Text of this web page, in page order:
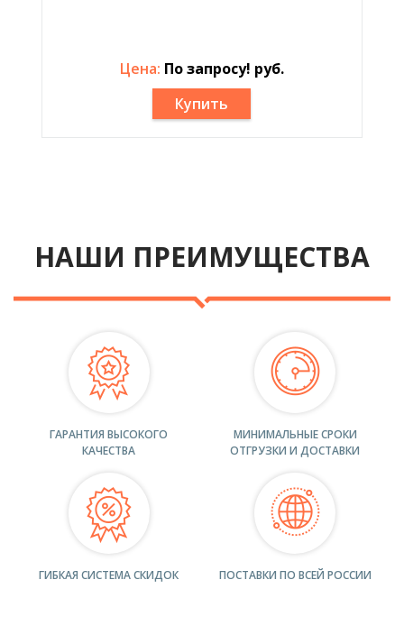
Цена: По запросу! руб.
Купить
НАШИ ПРЕИМУЩЕСТВА
ГАРАНТИЯ ВЫСОКОГО
КАЧЕСТВА
МИНИМАЛЬНЫЕ СРОКИ
ОТГРУЗКИ И ДОСТАВКИ
ГИБКАЯ СИСТЕМА СКИДОК ПОСТАВКИ ПО ВСЕЙ РОССИИ